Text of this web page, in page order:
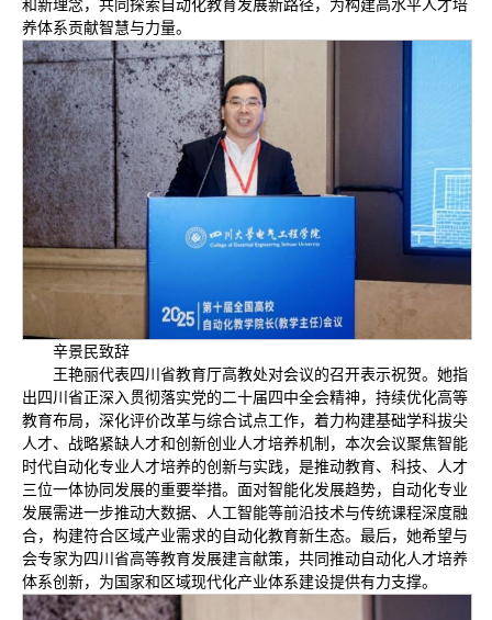
和新理念，共同探索自动化教育发展新路径，为构建高水平人才培
养体系贡献智慧与力量。
辛景民致辞
王艳丽代表四川省教育厅高教处对会议的召开表示祝贺。她指
出四川省正深入贯彻落实党的二十届四中全会精神，持续优化高等
教育布局，深化评价改革与综合试点工作，着力构建基础学科拔尖
人才、战略紧缺人才和创新创业人才培养机制，本次会议聚焦智能
时代自动化专业人才培养的创新与实践，是推动教育、科技、人才
三位一体协同发展的重要举措。面对智能化发展趋势，自动化专业
发展需进一步推动大数据、人工智能等前沿技术与传统课程深度融
合，构建符合区域产业需求的自动化教育新生态。最后，她希望与
会专家为四川省高等教育发展建言献策，共同推动自动化人才培养
体系创新，为国家和区域现代化产业体系建设提供有力支撑。